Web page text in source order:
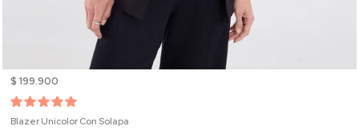
$ 199.900
Blazer Unicolor Con Solapa